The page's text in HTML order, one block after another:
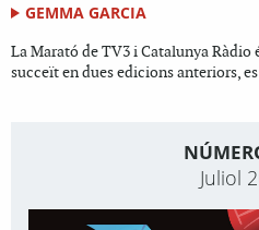
GEMMA GARCIA
La Marató de TV3 i Catalunya Ràdio
succeït en dues edicions anteriors,
Juliol